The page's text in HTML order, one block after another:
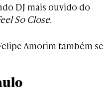
DJ mais ouvido do
So Close.
Amorim também se